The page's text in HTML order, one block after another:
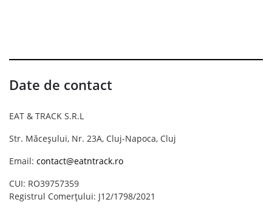
Date de contact
EAT & TRACK S.R.L
Str. Măceșului, Nr. 23A, Cluj-Napoca, Cluj
Email: contact@eatntrack.ro
CUI: RO39757359
Registrul Comerțului: J12/1798/2021